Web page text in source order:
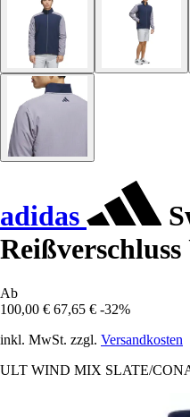
adidas
Ab
100,00 € 67,65 € -32%
inkl. MwSt. zzgl. Versandkosten
ULT WIND MIX SLATE/